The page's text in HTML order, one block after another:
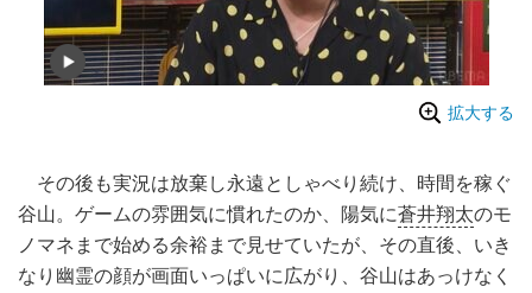
拡大する
その後も実況は放棄し永遠としゃべり続け、時間を稼ぐ
谷山。ゲームの雰囲気に慣れたのか、陽気に蒼井翔太のモ
ノマネまで始める余裕まで見せていたが、その直後、いき
なり幽霊の顔が画面いっぱいに広がり、谷山はあっけなく